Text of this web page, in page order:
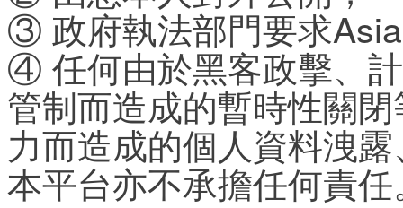
③ 政府執法部門要求
④ 任何由於黑客政擊、
管制而造成的暫時性關
力而造成的個人資料洩
本平台亦不承擔任何責